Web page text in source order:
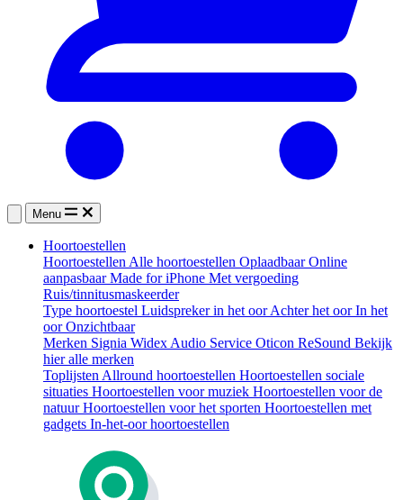
Menu
Hoortoestellen
Hoortoestellen Alle hoortoestellen OplaadbaarOnline
aanpasbaarMade for iPhone Met vergoeding
Ruis/tinnitusmaskeerder
Type hoortoestel Luidspreker in het oorAchter het oorIn het
oorOnzichtbaar
Merken Signia Widex Audio Service Oticon ReSound Bekijk
hier alle merken
Toplijsten Allround hoortoestellen Hoortoestellen sociale
situaties Hoortoestellen voor muziek Hoortoestellen voor de
natuurHoortoestellen voor het sporten Hoortoestellen met
gadgets In-het-oor hoortoestellen